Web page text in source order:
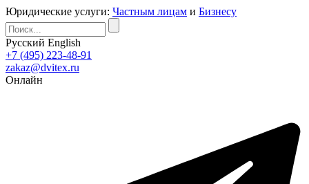
Юридические услуги: Частным лицам и Бизнесу
Русский English
+7 (495) 223-48-91
zakaz@dvitex.ru
Онлайн